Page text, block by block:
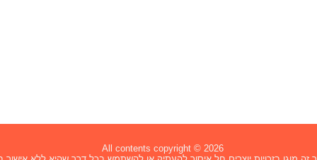
All contents copyright © 2026